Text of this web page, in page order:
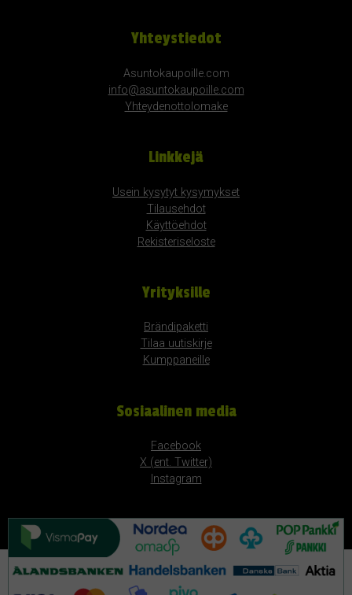
Yhteystiedot
Asuntokaupoille.com
info@asuntokaupoille.com
Yhteydenottolomake
Linkkejä
Usein kysytyt kysymykset
Tilausehdot
Käyttöehdot
Rekisteriseloste
Yrityksille
Brändipaketti
Tilaa uutiskirje
Kumppaneille
Sosiaalinen media
Facebook
X (ent. Twitter)
Instagram